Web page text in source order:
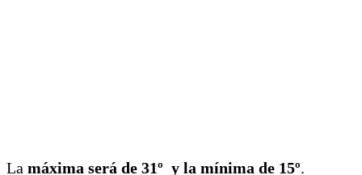
La máxima será de 31º y la mínima de 15º.